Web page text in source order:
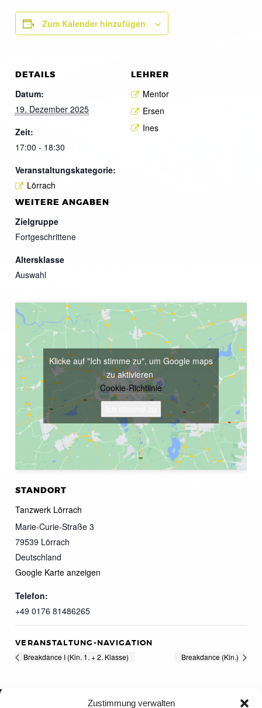
Zustimmung verwalten
Zum Kalender hinzufügen
DETAILS
Datum:
19. Dezember 2025
Zeit:
17:00 - 18:30
Veranstaltungskategorie:
Lörrach
LEHRER
Mentor
Ersen
Ines
WEITERE ANGABEN
Zielgruppe
Fortgeschrittene
Altersklasse
Auswahl
STANDORT
Tanzwerk Lörrach
Marie-Curie-Straße 3
79539 Lörrach
Deutschland
Google Karte anzeigen
Telefon:
+49 0176 81486265
Klicke auf "Ich stimme zu", um Google maps
zu aktivieren
Cookie-Richtlinie
VERANSTALTUNG-NAVIGATION
Breakdance I (Kin. 1. + 2. Klasse) Breakdance (Kin.)